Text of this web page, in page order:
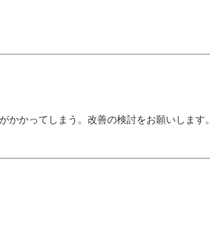
かってしまう。改善の検討をお願いします。